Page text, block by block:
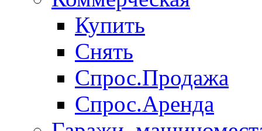
Купить
Снять
Спрос.Продажа
Спрос.Аренда